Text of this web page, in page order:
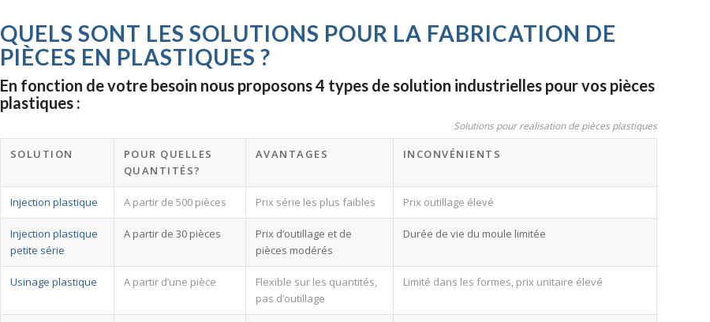
QUELS SONT LES SOLUTIONS POUR LA FABRICATION DE
PIÈCES EN PLASTIQUES ?
En fonction de votre besoin nous proposons 4 types de solution industrielles pour vos pièces
plastiques :
Solutions pour realisation de pièces plastiques
SOLUTION
POUR QUELLES
QUANTITÉS?
AVANTAGES INCONVÉNIENTS
Injection plastique A partir de 500 pièces Prix série les plus faibles Prix outillage élevé
Injection plastique
petite série
A partir de 30 pièces
Prix d’outillage et de
pièces modérés
Durée de vie du moule limitée
Usinage plastique A partir d’une pièce
Flexible sur les quantités,
pas d’outillage
Limité dans les formes, prix unitaire élevé